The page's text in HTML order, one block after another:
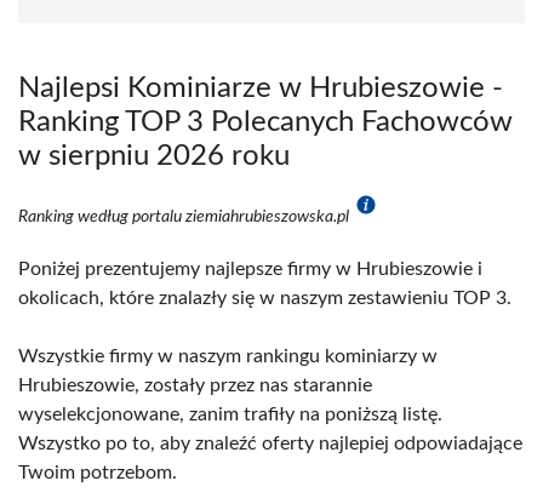
Najlepsi Kominiarze w Hrubieszowie -
Ranking TOP 3 Polecanych Fachowców
w sierpniu 2026 roku
Ranking według portalu ziemiahrubieszowska.pl
Poniżej prezentujemy najlepsze firmy w Hrubieszowie i
okolicach, które znalazły się w naszym zestawieniu TOP 3.
Wszystkie firmy w naszym rankingu kominiarzy w
Hrubieszowie, zostały przez nas starannie
wyselekcjonowane, zanim trafiły na poniższą listę.
Wszystko po to, aby znaleźć oferty najlepiej odpowiadające
Twoim potrzebom.